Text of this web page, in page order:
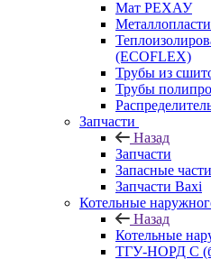
Мат РЕХАУ
(ECOFLEX)
Трубы из
Трубы
Запчасти
Назад
Запчасти
Запасные
Запчасти Baxi
Котельные
Назад
Котельные
ТГУ-НОРД С